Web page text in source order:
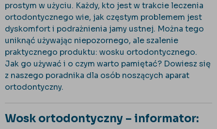
prostym w użyciu. Każdy, kto jest w trakcie leczenia
ortodontycznego wie, jak częstym problemem jest
dyskomfort i podrażnienia jamy ustnej. Można tego
uniknąć używając niepozornego, ale szalenie
praktycznego produktu: wosku ortodontycznego.
Jak go używać i o czym warto pamiętać? Dowiesz się
z naszego poradnika dla osób noszących aparat
ortodontyczny.
Wosk ortodontyczny – informator: